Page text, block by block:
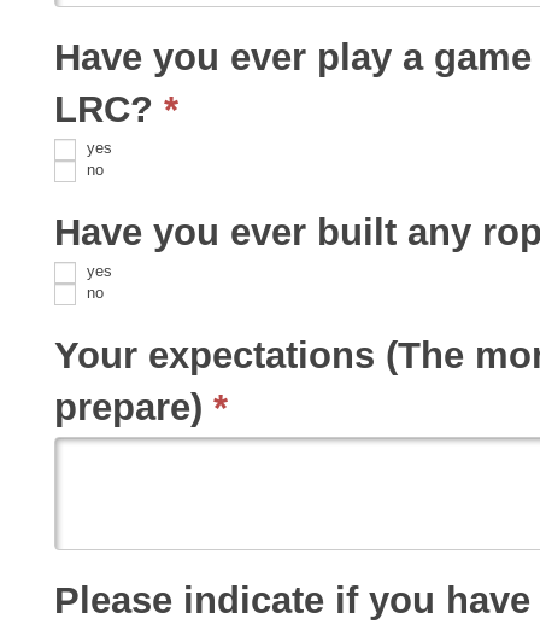
Have you ever play a game or taken part in
LRC? *
yes
no
Have you ever built any
yes
no
Your expectations (The
prepare) *
Please indicate if you